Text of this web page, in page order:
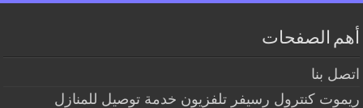
أهم الصفحات
اتصل بنا
ريموت كنترول رسيفر تلفزيون خدمة توصيل للمنازل